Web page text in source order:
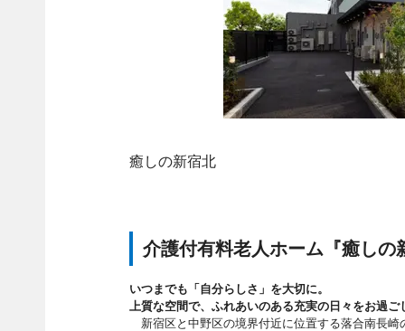
癒しの新宿北
介護付有料老人ホーム『癒しの
いつまでも「自分らしさ」を大切に。
上質な空間で、ふれあいのある充実の日々をお過
新宿区と中野区の境界付近に位置する落合南長崎